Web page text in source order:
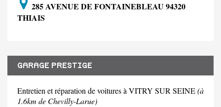
285 AVENUE DE FONTAINEBLEAU 94320
THIAIS
GARAGE PRESTIGE
Entretien et réparation de voitures à VITRY SUR SEINE(à
1.6km de Chevilly-Larue)